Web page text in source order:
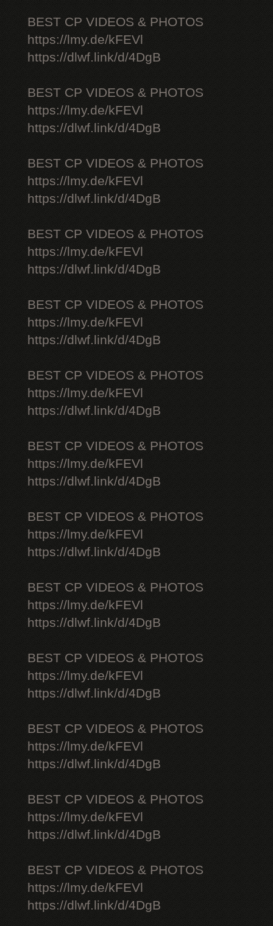
BEST CP VIDEOS & PHOTOS
https://lmy.de/kFEVl
https://dlwf.link/d/4DgB
BEST CP VIDEOS & PHOTOS
https://lmy.de/kFEVl
https://dlwf.link/d/4DgB
BEST CP VIDEOS & PHOTOS
https://lmy.de/kFEVl
https://dlwf.link/d/4DgB
BEST CP VIDEOS & PHOTOS
https://lmy.de/kFEVl
https://dlwf.link/d/4DgB
BEST CP VIDEOS & PHOTOS
https://lmy.de/kFEVl
https://dlwf.link/d/4DgB
BEST CP VIDEOS & PHOTOS
https://lmy.de/kFEVl
https://dlwf.link/d/4DgB
BEST CP VIDEOS & PHOTOS
https://lmy.de/kFEVl
https://dlwf.link/d/4DgB
BEST CP VIDEOS & PHOTOS
https://lmy.de/kFEVl
https://dlwf.link/d/4DgB
BEST CP VIDEOS & PHOTOS
https://lmy.de/kFEVl
https://dlwf.link/d/4DgB
BEST CP VIDEOS & PHOTOS
https://lmy.de/kFEVl
https://dlwf.link/d/4DgB
BEST CP VIDEOS & PHOTOS
https://lmy.de/kFEVl
https://dlwf.link/d/4DgB
BEST CP VIDEOS & PHOTOS
https://lmy.de/kFEVl
https://dlwf.link/d/4DgB
BEST CP VIDEOS & PHOTOS
https://lmy.de/kFEVl
https://dlwf.link/d/4DgB